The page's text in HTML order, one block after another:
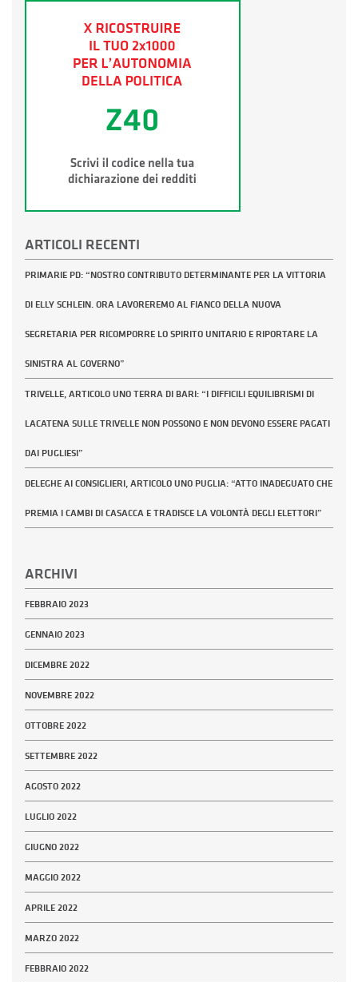
ARTICOLI RECENTI
PRIMARIE PD: “NOSTRO CONTRIBUTO DETERMINANTE PER LA VITTORIA
DI ELLY SCHLEIN. ORA LAVOREREMO AL FIANCO DELLA NUOVA
SEGRETARIA PER RICOMPORRE LO SPIRITO UNITARIO E RIPORTARE LA
SINISTRA AL GOVERNO”
TRIVELLE, ARTICOLO UNO TERRA DI BARI: “I DIFFICILI EQUILIBRISMI DI
LACATENA SULLE TRIVELLE NON POSSONO E NON DEVONO ESSERE PAGATI
DAI PUGLIESI”
DELEGHE AI CONSIGLIERI, ARTICOLO UNO PUGLIA: “ATTO INADEGUATO CHE
PREMIA I CAMBI DI CASACCA E TRADISCE LA VOLONTÀ DEGLI ELETTORI”
ARCHIVI
FEBBRAIO 2023
GENNAIO 2023
DICEMBRE 2022
NOVEMBRE 2022
OTTOBRE 2022
SETTEMBRE 2022
AGOSTO 2022
LUGLIO 2022
GIUGNO 2022
MAGGIO 2022
APRILE 2022
MARZO 2022
FEBBRAIO 2022